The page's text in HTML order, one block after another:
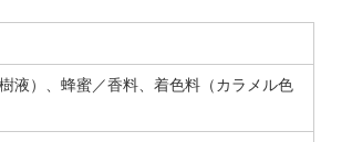
液）、蜂蜜／香料、着色料（カラメル色